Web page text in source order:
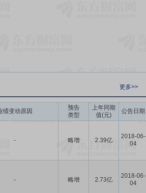
更多>>
绩变动原因
预告
类型
上年同期
值(元)
公告日期
- 略增 2.39亿
2018-06-
04
- 略增 2.73亿
2018-06-
04